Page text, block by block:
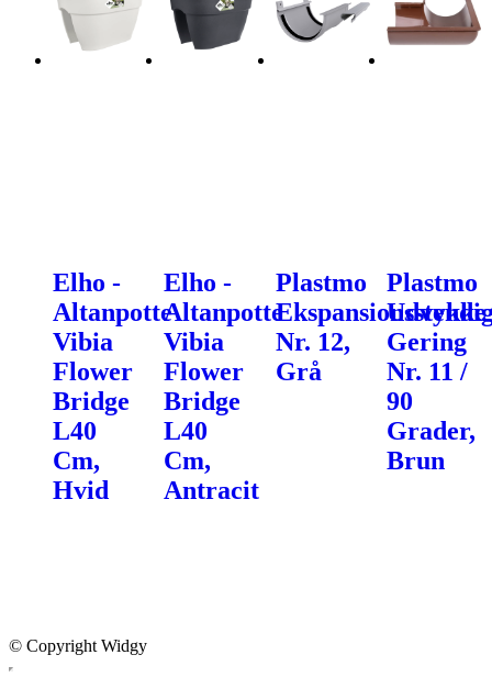
Elho -
Altanpotte
Vibia
Flower
Bridge
L40
Cm,
Hvid
Elho -
Altanpotte
Vibia
Flower
Bridge
L40
Cm,
Antracit
Plastmo
Ekspansionsstykke
Nr. 12,
Grå
Plastmo
Gering
Nr. 11 /
90
Grader,
Brun
© Copyright Widgy